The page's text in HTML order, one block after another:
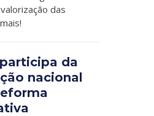
das
da
nacional